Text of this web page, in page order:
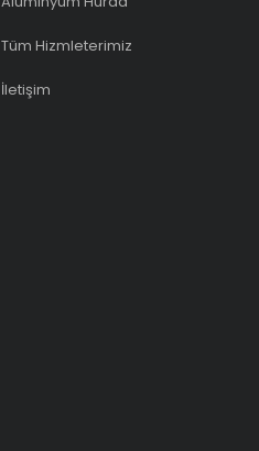
Tüm Hizmleterimiz
İletişim